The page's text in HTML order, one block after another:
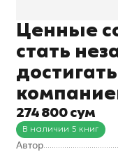
Ценные
стать
274 800 сум
В наличии 5 книг
Автор